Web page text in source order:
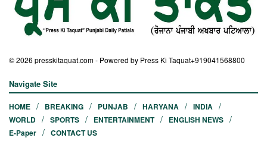
© 2026 presskitaquat.com- Powered by Press Ki Taquat+919041568800
Navigate Site
HOME BREAKING PUNJAB HARYANA
INDIA
WORLD
SPORTS ENTERTAINMENT
ENGLISH NEWS
E-Paper
CONTACT US